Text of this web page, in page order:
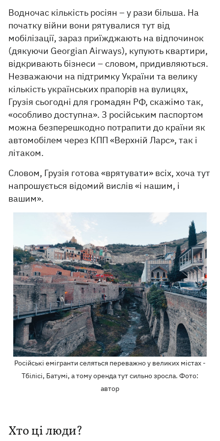
Водночас кількість росіян – у рази більша. На
початку війни вони рятувалися тут від
мобілізації, зараз приїжджають на відпочинок
(дякуючи Georgian Airways), купують квартири,
відкривають бізнеси – словом, придивляються.
Незважаючи на підтримку України та велику
кількість українських прапорів на вулицях,
Грузія сьогодні для громадян РФ, скажімо так,
«особливо доступна». З російським паспортом
можна безперешкодно потрапити до країни як
автомобілем через КПП «Верхній Ларс», так і
літаком.
Словом, Грузія готова «врятувати» всіх, хоча тут
напрошується відомий вислів «і нашим, і
вашим».
Російські емігранти селяться переважно у великих містах -
Тбілісі, Батумі, а тому оренда тут сильно зросла. Фото:
автор
Хто ці люди?